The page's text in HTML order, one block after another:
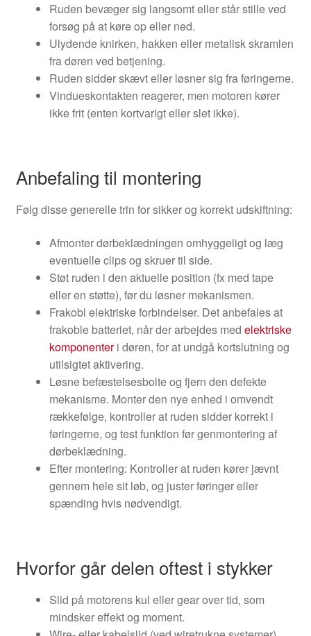
Ruden bevæger sig langsomt eller står stille ved
forsøg på at køre op eller ned.
Ulydende knirken, hakken eller metalisk skramlen
fra døren ved betjening.
Ruden sidder skævt eller løsner sig fra føringerne.
Vindueskontakten reagerer, men motoren kører
ikke frit (enten kortvarigt eller slet ikke).
Anbefaling til montering
Følg disse generelle trin for sikker og korrekt udskiftning:
Afmonter dørbeklædningen omhyggeligt og læg
eventuelle clips og skruer til side.
Støt ruden i den aktuelle position (fx med tape
eller en støtte), før du løsner mekanismen.
Frakobl elektriske forbindelser. Det anbefales at
frakoble batteriet, når der arbejdes med elektriske
komponenteri døren, for at undgå kortslutning og
utilsigtet aktivering.
Løsne befæstelsesbolte og fjern den defekte
mekanisme. Monter den nye enhed i omvendt
rækkefølge, kontroller at ruden sidder korrekt i
føringerne, og test funktion før genmontering af
dørbeklædning.
Efter montering: Kontroller at ruden kører jævnt
gennem hele sit løb, og juster føringer eller
spænding hvis nødvendigt.
Hvorfor går delen oftest i stykker
Slid på motorens kul eller gear over tid, som
mindsker effekt og moment.